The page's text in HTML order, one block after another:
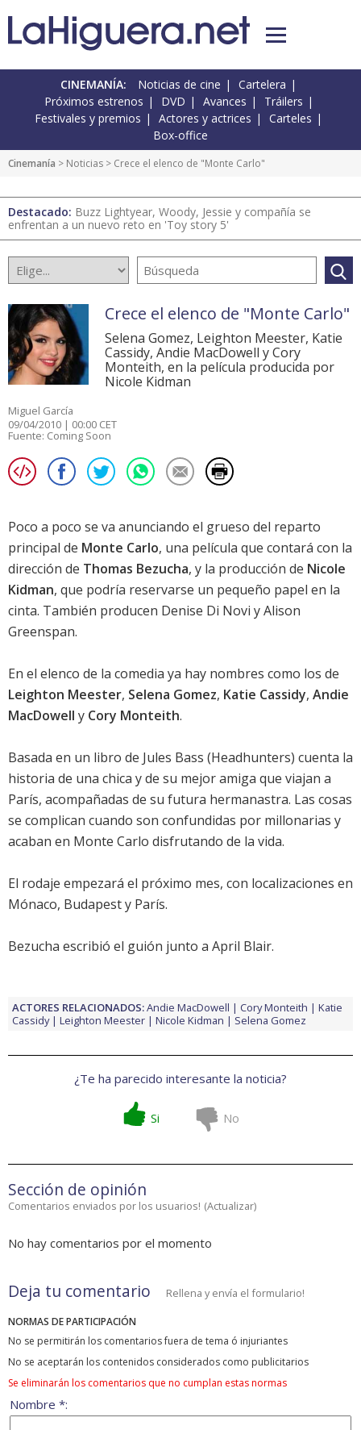
CINEMANÍA: Noticias de cine
Cartelera
Próximos estrenos
DVD Avances
Tráilers
Festivales y premios
Actores y actrices
Carteles
Box-office
Cinemanía > Noticias > Crece el elenco de "Monte Carlo"
Destacado: Buzz Lightyear, Woody, Jessie y compañía se
enfrentan a un nuevo reto en 'Toy story 5'
Crece el elenco de "Monte Carlo"
Selena Gomez, Leighton Meester, Katie
Cassidy, Andie MacDowell y Cory
Monteith, en la película producida por
Nicole Kidman
Miguel García
09/04/2010 | 00:00 CET
Fuente: Coming Soon
Poco a poco se va anunciando el grueso del reparto
principal de Monte Carlo, una película que contará con la
dirección de Thomas Bezucha, y la producción de Nicole
Kidman, que podría reservarse un pequeño papel en la
cinta. También producen Denise Di Novi y Alison
Greenspan.
En el elenco de la comedia ya hay nombres como los de
Leighton Meester, Selena Gomez, Katie Cassidy, Andie
MacDowell y Cory Monteith.
Basada en un libro de Jules Bass (Headhunters) cuenta la
historia de una chica y de su mejor amiga que viajan a
París, acompañadas de su futura hermanastra. Las cosas
se complican cuando son confundidas por millonarias y
acaban en Monte Carlo disfrutando de la vida.
El rodaje empezará el próximo mes, con localizaciones en
Mónaco, Budapest y París.
Bezucha escribió el guión junto a April Blair.
ACTORES RELACIONADOS:Andie MacDowell Cory Monteith
Katie
Cassidy
Leighton Meester Nicole Kidman Selena Gomez
¿Te ha parecido interesante la noticia?
Si No
Sección de opinión
Comentarios enviados por los usuarios! (Actualizar)
No hay comentarios por el momento
Deja tu comentario Rellena y envía el formulario!
NORMAS DE PARTICIPACIÓN
No se permitirán los comentarios fuera de tema ó injuriantes
No se aceptarán los contenidos considerados como publicitarios
Se eliminarán los comentarios que no cumplan estas normas
Nombre *: